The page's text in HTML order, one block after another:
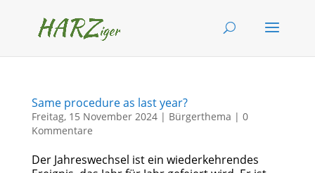
Same procedure as last year?
Freitag, 15 November 2024| Bürgerthema | 0
Kommentare
Der Jahreswechsel ist ein wiederkehrendes